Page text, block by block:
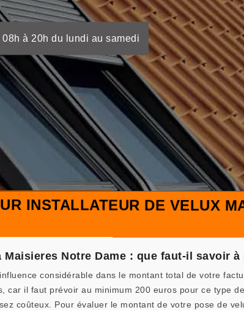
à 20h du lundi au samedi
INSTALLATEUR DE VELUX
Notre Dame : que faut-il savoir
considérable dans le montant total de votre
car il faut prévoir au minimum 200 euros pour ce type
coûteux. Pour évaluer le montant de votre pose de